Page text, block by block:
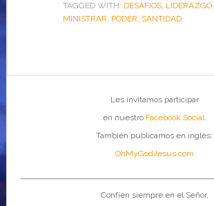
TAGGED WITH: DESAFIOS, LIDERAZGO,
MINISTRAR, PODER, SANTIDAD
Les invitamos participar
en nuestro Facebook Social.
También publicamos en inglés:
OhMyGodJesus.com
Confíen siempre en el Señor,